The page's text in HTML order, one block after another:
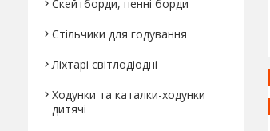
Скейтборди, пенні борди
Стільчики для годування
Ліхтарі світлодіодні
Ходунки та каталки-ходунки
дитячі